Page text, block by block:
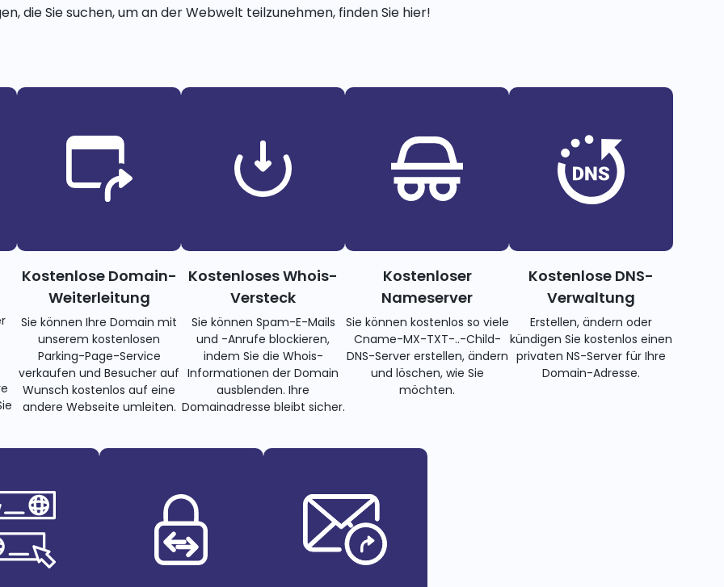
die Sie suchen, um an der Webwelt teilzunehmen, finden Sie hier!
Kostenlose Domain-
Weiterleitung
Sie können Ihre Domain mit
unserem kostenlosen
Parking-Page-Service
verkaufen und Besucher auf
Wunsch kostenlos auf eine
andere Webseite umleiten.
Kostenloses Whois-
Versteck
Sie können Spam-E-Mails
und -Anrufe blockieren,
indem Sie die Whois-
Informationen der Domain
ausblenden. Ihre
Domainadresse bleibt sicher.
Kostenloser
Nameserver
Sie können kostenlos so viele
Cname-MX-TXT-..-Child-
DNS-Server erstellen, ändern
und löschen, wie Sie
möchten.
Kostenlose DNS-
Verwaltung
Erstellen, ändern oder
kündigen Sie kostenlos einen
privaten NS-Server für Ihre
Domain-Adresse.